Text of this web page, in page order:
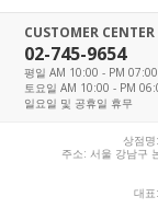
CUSTOMER CENTER
02-745-9654
평일 AM 10:00 - PM 07:00
토요일 AM 10:00 - PM
일요일 및 공휴일 휴무
상점
주소: 서울 강남구
대표: